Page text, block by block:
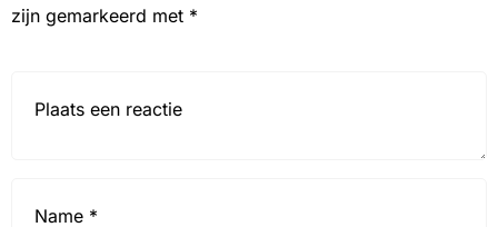
zijn gemarkeerd met *